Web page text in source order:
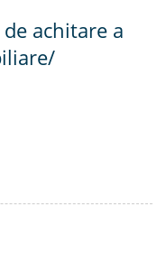
achitare a